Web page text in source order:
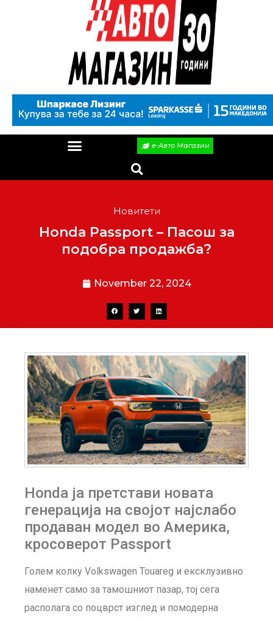
е-Авто Магазин
Новитети
Honda Passport – Пасош за
подобра продажба?
November 22, 2024
Honda ја претстави новата
генерација на својот најслабо
продаван модел во Америка,
кросоверот Passport
Голем колку Volkswagen Touareg и ексклузивно
наменет само за тамошниот пазар, тој сега
располага со поцврст изглед и помодерна